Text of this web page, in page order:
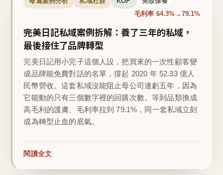
毛利率 64.3%→79.1%
完美日記私域案例拆解：養了三年的私域，
最後接住了品牌轉型
完美日記用小完子這個人設，把買來的一次性顧客變
成品牌能免費對話的名單，撐起 2020 年 52.33 億人
民幣營收。這套私域沒能阻止母公司連虧五年，因為
它能動的只有三個數字裡的回購次數。等到品類換成
高毛利的護膚、毛利率拉到 79.1%，同一套私域立刻
成為轉型止血的底氣。
閱讀全文